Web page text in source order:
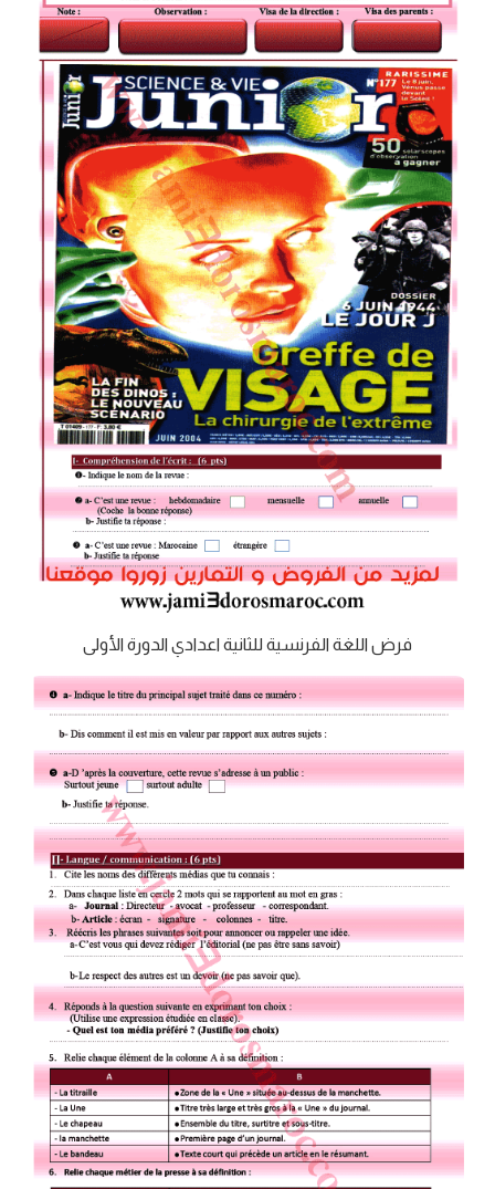
فرض اللغة الفرنسية للثانية اعدادي الدورة الأولى